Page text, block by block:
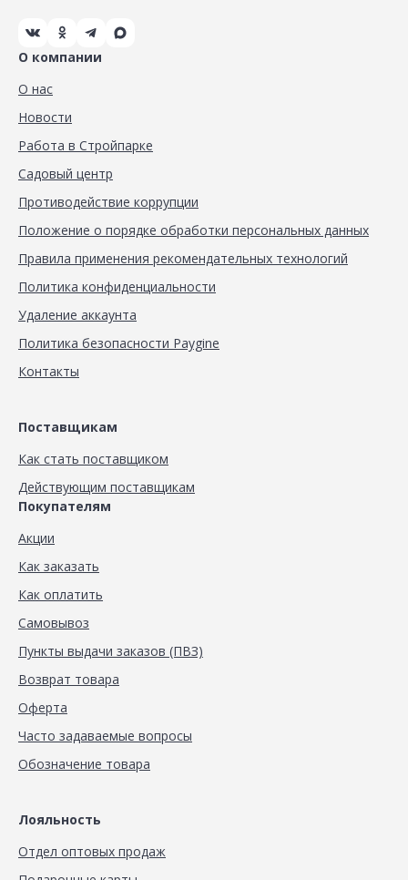
О компании
О нас
Новости
Работа в Стройпарке
Садовый центр
Противодействие коррупции
Положение о порядке обработки персональных данных
Правила применения рекомендательных технологий
Политика конфиденциальности
Удаление аккаунта
Политика безопасности Paygine
Контакты
Поставщикам
Как стать поставщиком
Действующим поставщикам
Покупателям
Акции
Как заказать
Как оплатить
Самовывоз
Пункты выдачи заказов (ПВЗ)
Возврат товара
Оферта
Часто задаваемые вопросы
Обозначение товара
Лояльность
Отдел оптовых продаж